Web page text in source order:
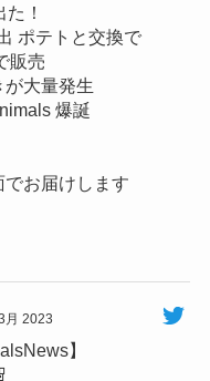
！
ポテトと交換で
販売
大量発生
爆誕
お届けします
月 2023
】